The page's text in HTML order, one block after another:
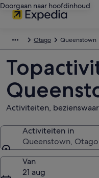
Doorgaan naar hoofdinhoud
Otago Queenstown
Activiteiten,
Activiteiten in
Queenstown,
Activiteiten in
Van
21 aug